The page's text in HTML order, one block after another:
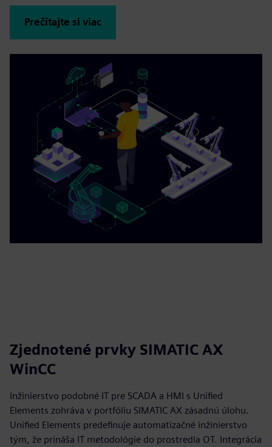
Prečítajte si viac
Zjednotené prvky SIMATIC AX
WinCC
Inžinierstvo podobné IT pre SCADA a HMI s Unified
Elements zohráva v portfóliu SIMATIC AX zásadnú úlohu.
Unified Elements predefinuje automatizačné inžinierstvo
tým, že prináša IT metodológie do prostredia OT. Integrácia